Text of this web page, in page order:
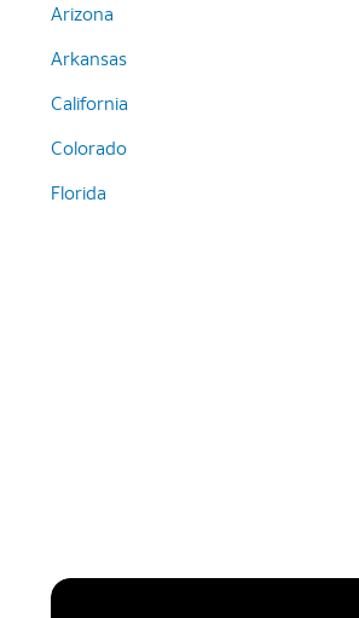
Arizona
Arkansas
California
Colorado
Florida